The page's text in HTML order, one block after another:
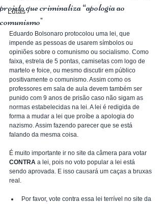
Lutas
projeto que criminaliza “apologia ao
comunismo"
Eduardo Bolsonaro protocolou uma lei, que
impende as pessoas de usarem símbolos ou
opiniões sobre o comunismo ou socialismo. Como
faixa, estrela de 5 pontas, camisetas com logo de
martelo e foice, ou mesmo discutir em público
positivamente o comunismo. Assim como os
professores em sala de aula devem também ser
punido com 9 anos de prisão caso não sigam as
normas estabelecidas na lei. A lei é redigida de
forma a mudar a lei que proíbe a apologia do
nazismo. Assim fazendo parecer que se está
falando da mesma coisa.
É muito importante ir no site da câmera para votar
CONTRA a lei, pois no voto popular a lei está
sendo aprovada. E isso causará um caças a bruxas
real.
Por favor, vote contra essa lei terrível no site da